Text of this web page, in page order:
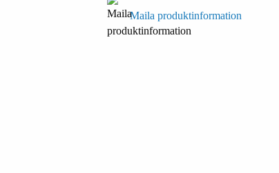
Maila produktinformation